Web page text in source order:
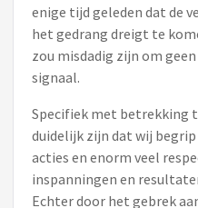
enige tijd geleden dat de
het gedrang dreigt te
zou misdadig zijn om
signaal.
Specifiek met
duidelijk zijn dat wij
acties en enorm veel
inspanningen en
Echter door het gebrek